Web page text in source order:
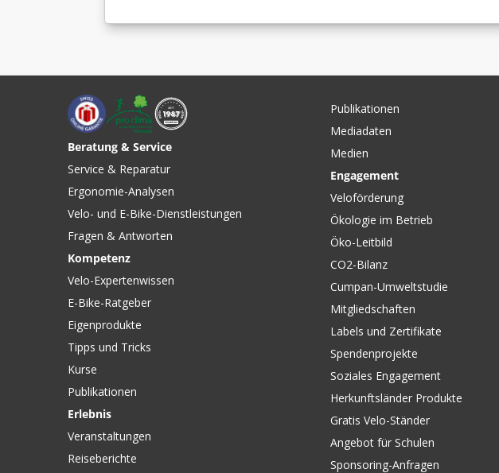
Beratung & Service
Service & Reparatur
Ergonomie-Analysen
Velo- und E-Bike-Dienstleistungen
Fragen & Antworten
Kompetenz
Velo-Expertenwissen
E-Bike-Ratgeber
Eigenprodukte
Tipps und Tricks
Kurse
Publikationen
Erlebnis
Veranstaltungen
Reiseberichte
Publikationen
Mediadaten
Medien
Engagement
Veloförderung
Ökologie im Betrieb
Öko-Leitbild
CO2-Bilanz
Cumpan-Umweltstudie
Mitgliedschaften
Labels und Zertifikate
Spendenprojekte
Soziales Engagement
Herkunftsländer Produkte
Gratis Velo-Ständer
Angebot für Schulen
Sponsoring-Anfragen